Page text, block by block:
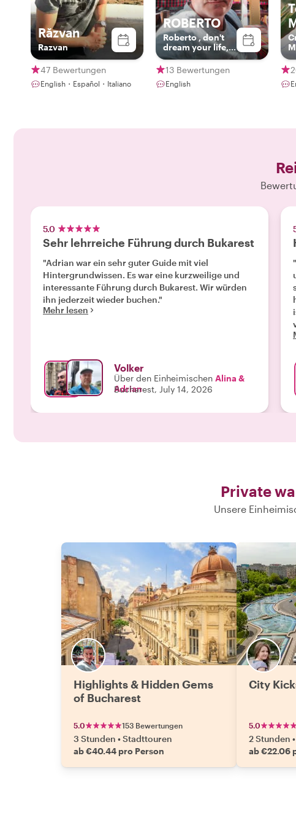
Răzvan
Razvan
47 Bewertungen
English・Español・Italiano
ROBERTO
Roberto , don't
dream your life,
live your dream!
13 Bewertungen
English
5.0
Sehr lehrreiche Führung durch Bukarest
"Adrian war ein sehr guter Guide mit viel
Hintergrundwissen. Es war eine kurzweilige und
interessante Führung durch Bukarest. Wir würden
ihn jederzeit wieder buchen."
Mehr lesen
Volker
Über den Einheimischen Alina &
Adrian
Bucharest, July 14, 2026
Private
Unsere
Highlights & Hidden Gems
of Bucharest
5.0 153 Bewertungen
3 Stunden •Stadttouren
ab €40.44 pro Person
City
5.0
2 Stunden •
ab €22.06